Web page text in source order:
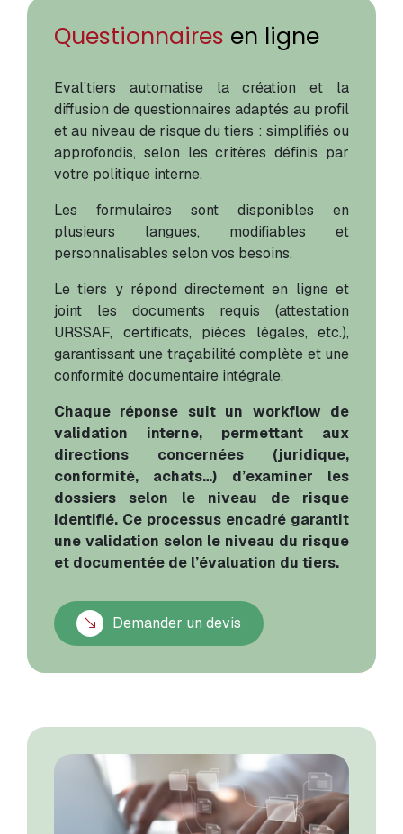
Questionnaires en ligne
Eval’tiers automatise la création et la
diffusion de questionnaires adaptés au profil
et au niveau de risque du tiers : simplifiés ou
approfondis, selon les critères définis par
votre politique interne.
Les formulaires sont disponibles en
plusieurs langues, modifiables et
personnalisables selon vos besoins.
Le tiers y répond directement en ligne et
joint les documents requis (attestation
URSSAF, certificats, pièces légales, etc.),
garantissant une traçabilité complète et une
conformité documentaire intégrale.
Chaque réponse suit un workflow de
validation interne, permettant aux
directions concernées (juridique,
conformité, achats…) d’examiner les
dossiers selon le niveau de risque
identifié. Ce processus encadré garantit
une validation selon le niveau du risque
et documentée de l’évaluation du tiers.
Demander un devis